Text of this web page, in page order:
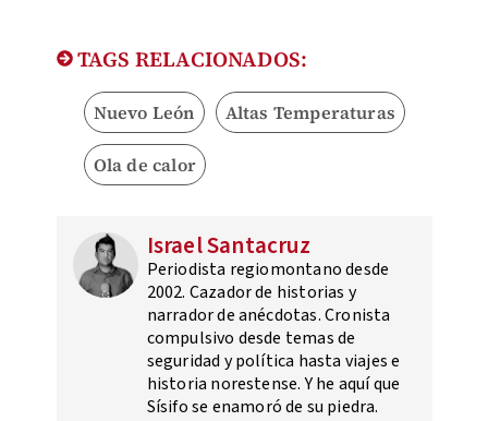
TAGS RELACIONADOS:
Nuevo León Altas Temperaturas
Ola de calor
Israel Santacruz
Periodista regiomontano desde
2002. Cazador de historias y
narrador de anécdotas. Cronista
compulsivo desde temas de
seguridad y política hasta viajes e
historia norestense. Y he aquí que
Sísifo se enamoró de su piedra.